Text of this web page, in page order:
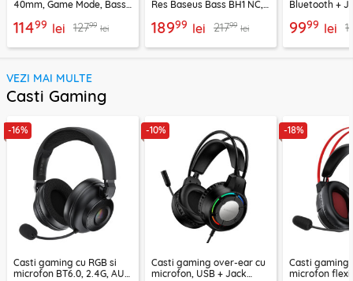
40mm, Game Mode, Bass
11499 lei 12799 lei
Res Baseus Bass BH1 NC,
18999 lei 21799 lei
Bluetooth +
9999 lei
VEZI MAI MULTE
Casti Gaming
-16%
Casti gaming cu RGB si
microfon BT6.0, 2.4G, AUX
-10%
Casti gaming over-ear cu
microfon, USB + Jack
-18%
Casti gaming
microfon